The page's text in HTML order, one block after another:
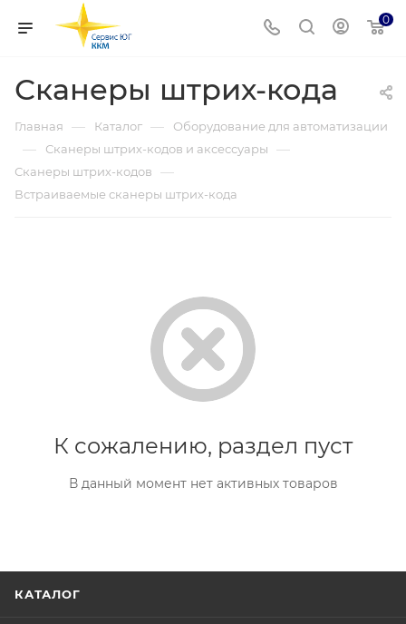
0
Сканеры штрих-кода
Главная — Каталог — Оборудование для автоматизации
— Сканеры штрих-кодов и аксессуары —
Сканеры штрих-кодов —
Встраиваемые сканеры штрих-кода
К сожалению, раздел пуст
В данный момент нет активных товаров
КАТАЛОГ